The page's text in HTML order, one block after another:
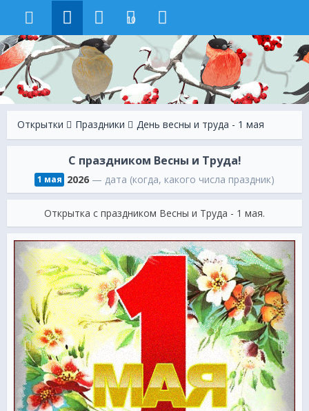
10
Открытки Праздники День весны и труда - 1 мая
С праздником Весны и Труда!
1 мая 2026 — дата (когда, какого числа праздник)
Открытка с праздником Весны и Труда - 1 мая.